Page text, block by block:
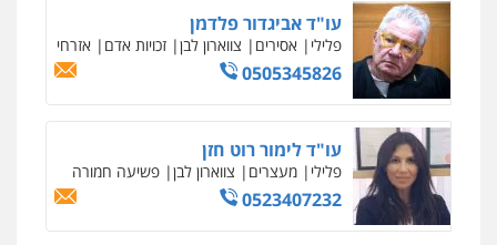
עו"ד אביגדור פלדמן
פלילי אסירים צווארון לבן זכויות אדם אזרחי
0505345826
עו"ד לימור רוט חזן
פלילי מעצרים צווארון לבן פשיעה חמורה
0523407232
0504578527
0522508109